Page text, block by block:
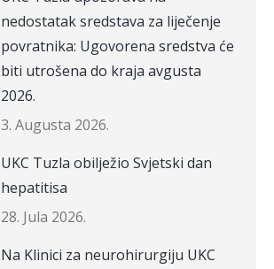
nedostatak sredstava za liječenje
povratnika: Ugovorena sredstva će
biti utrošena do kraja avgusta
2026.
3. Augusta 2026.
UKC Tuzla obilježio Svjetski dan
hepatitisa
28. Jula 2026.
Na Klinici za neurohirurgiju UKC